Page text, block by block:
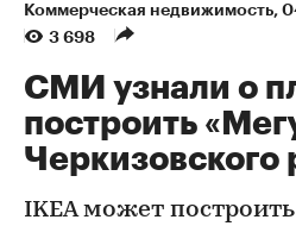
Коммерческая недвижимость⁠,
3 698
СМИ узнали о
построить
Черкизовского
IKEA может